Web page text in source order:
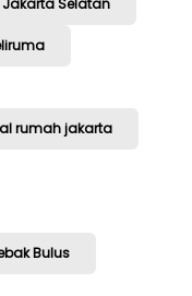
Jakarta Selatan
rumah jakarta
Bulus